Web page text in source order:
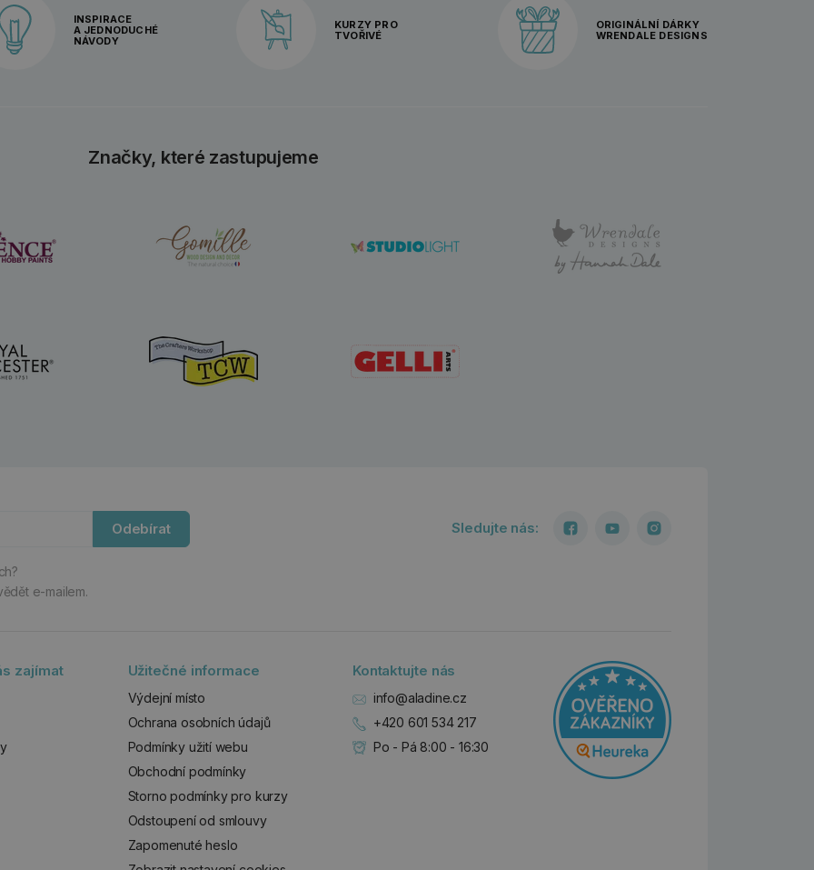
INSPIRACE
A JEDNODUCHÉ
NÁVODY
KURZY PRO
TVOŘIVÉ
ORIGINÁLNÍ DÁRKY
WRENDALE DESIGNS
Značky, které zastupujeme
Odebírat
e-mailem.
Sledujte nás:
zajímat Užitečné informace
Výdejní místo
Ochrana osobních údajů
Podmínky užití webu
Obchodní podmínky
Storno podmínky pro kurzy
Odstoupení od smlouvy
Zapomenuté heslo
Kontaktujte nás
info@aladine.cz
+420 601 534 217
Po - Pá 8:00 - 16:30